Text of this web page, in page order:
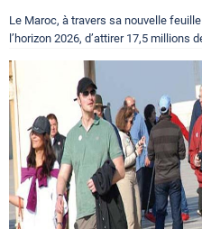
Le Maroc, à travers sa nouvelle
l’horizon 2026, d’attirer 17,5 millions